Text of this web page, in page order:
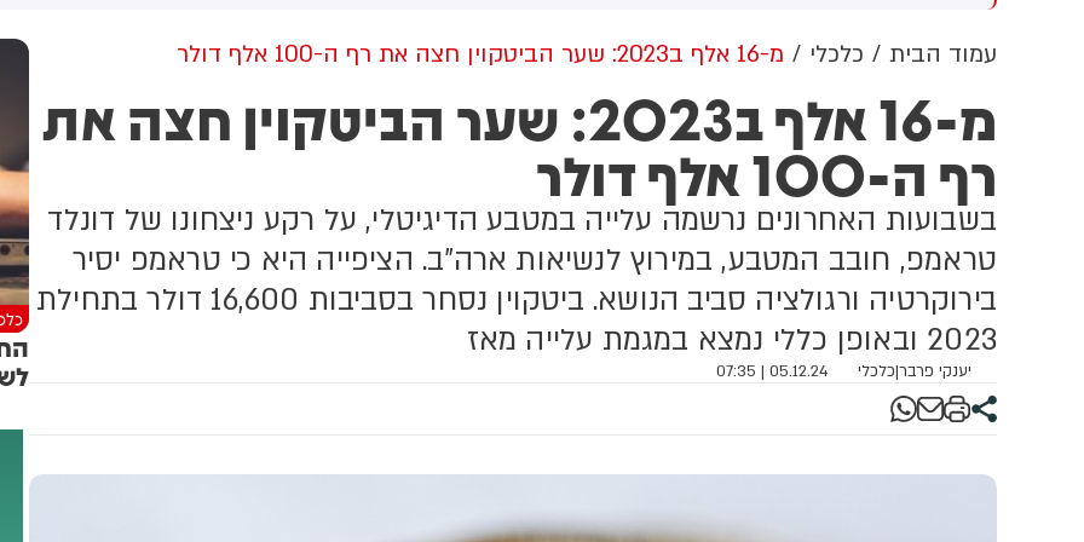
מניתוח חדש של
ברשת. הדו"ח מצא כי
פוסטים זהים ב-X שותפו
אנגלית וספרדית,
שיהודים הם שהציתו
את השריפות בצרפת,
ונורבגיה בטרה להרוויח
או כלכלית מהמצב.
הבוקר בשכונת בקעה בירושלים
עמוד הבית כלכלי מ-16 אלף ב2023: שער הביטקוין חצה את רף ה-100 אלף דולר
מ-16 אלף ב2023: שער הביטקוין חצה את
רף ה-100 אלף דולר
בשבועות האחרונים נרשמה עלייה במטבע הדיגיטלי, על רקע ניצחונו של דונלד
טראמפ, חובב המטבע, במירוץ לנשיאות ארה"ב. הציפייה היא כי טראמפ יסיר
בירוקרטיה ורגולציה סביב הנושא. ביטקוין נסחר בסביבות 16,600 דולר בתחילת
2023 ובאופן כללי נמצא במגמת עלייה מאז
יענקי פרבר|כלכלי 05.12.24 | 07:35